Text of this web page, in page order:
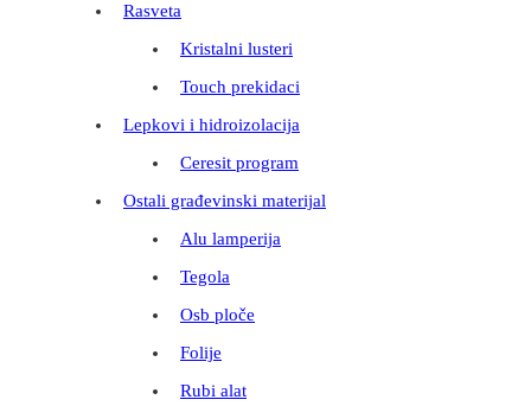
Rasveta
Kristalni lusteri
Touch prekidaci
Lepkovi i hidroizolacija
Ceresit program
Ostali građevinski materijal
Alu lamperija
Tegola
Osb ploče
Folije
Rubi alat